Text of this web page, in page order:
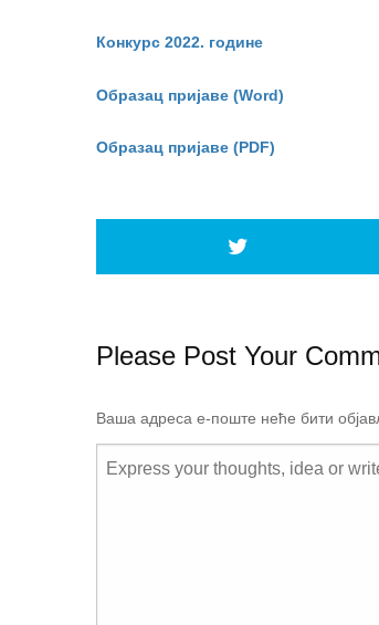
Конкурс 2022. године
Oбразац пријаве (Word)
Образац пријаве (PDF)
Please Post Your
Ваша адреса е-поште неће бити